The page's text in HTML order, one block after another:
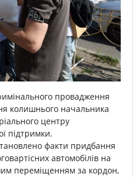
провадження
колишнього начальника
центру
підтримки.
факти придбання
автомобілів на
переміщенням за кордон,